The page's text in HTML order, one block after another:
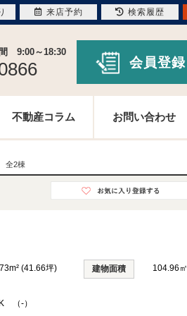
9:00～18:30
会員登録
不動産コラム お問い合わせ
全2棟
(41.66坪) 建物面積 104.96㎡
（-）
来店予約 検索履歴